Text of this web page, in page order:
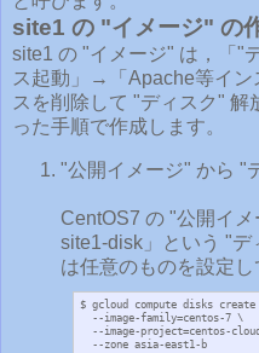
site1 の "イメージ" の
site1 の "イメージ" は，「"
ス起動」→「Apache等イ
スを削除して "ディスク"
った手順で作成します。
"公開イメージ" から "
CentOS7 の "公開イ
site1-disk」という "デ
は任意のものを設定し
$ gcloud compute disks
  --zone asia-east1-b